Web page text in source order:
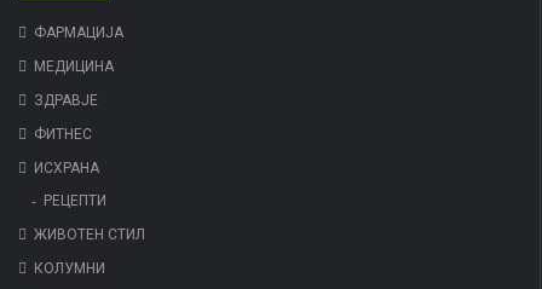
ФАРМАЦИЈА
МЕДИЦИНА
ЗДРАВЈЕ
ФИТНЕС
ИСХРАНА
РЕЦЕПТИ
ЖИВОТЕН СТИЛ
КОЛУМНИ